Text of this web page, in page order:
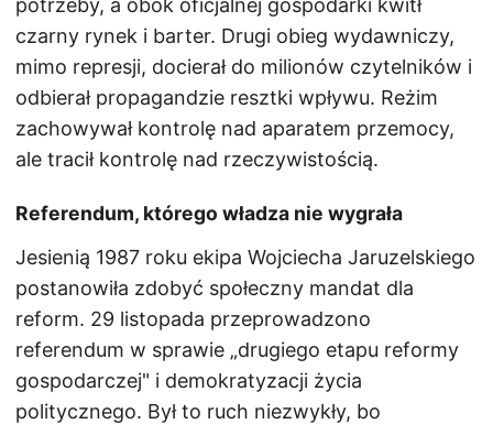
potrzeby, a obok oficjalnej gospodarki kwitł
czarny rynek i barter. Drugi obieg wydawniczy,
mimo represji, docierał do milionów czytelników i
odbierał propagandzie resztki wpływu. Reżim
zachowywał kontrolę nad aparatem przemocy,
ale tracił kontrolę nad rzeczywistością.
Referendum, którego władza nie wygrała
Jesienią 1987 roku ekipa Wojciecha Jaruzelskiego
postanowiła zdobyć społeczny mandat dla
reform. 29 listopada przeprowadzono
referendum w sprawie „drugiego etapu reformy
gospodarczej" i demokratyzacji życia
politycznego. Był to ruch niezwykły, bo